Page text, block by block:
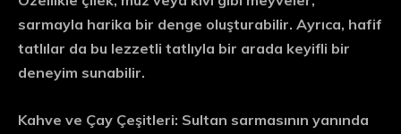
sarmayla harika bir denge oluşturabilir. Ayrıca, hafif
tatlılar da bu lezzetli tatlıyla bir arada keyifli bir
deneyim sunabilir.
Kahve ve Çay Çeşitleri: Sultan sarmasının yanında